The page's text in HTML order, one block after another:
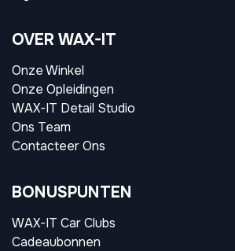
OVER WAX-IT
Onze Winkel
Onze Opleidingen
WAX-IT Detail Studio
Ons Team
Contacteer Ons
BONUSPUNTEN
WAX-IT Car Clubs
Cadeaubonnen